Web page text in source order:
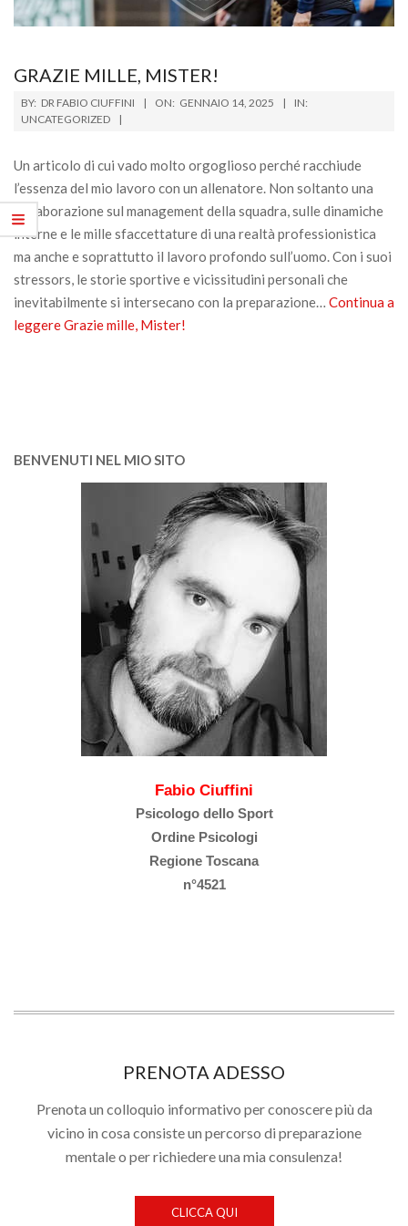
GRAZIE MILLE, MISTER!
2025-
01-
BY: DR FABIO CIUFFINI ON: GENNAIO 14, 2025
IN:
UNCATEGORIZED
Un articolo di cui vado molto orgoglioso perché racchiude
l’essenza del mio lavoro con un allenatore. Non soltanto una
collaborazione sul management della squadra, sulle dinamiche
interne e le mille sfaccettature di una realtà professionistica
ma anche e soprattutto il lavoro profondo sull’uomo. Con i suoi
stressors, le storie sportive e vicissitudini personali che
inevitabilmente si intersecano con la preparazione… Continua a
leggereGrazie mille, Mister!
BENVENUTI NEL MIO SITO
Fabio Ciuffini
Psicologo dello Sport
Ordine Psicologi
Regione Toscana
n°4521
PRENOTA ADESSO
Prenota un colloquio informativo per conoscere più da
vicino in cosa consiste un percorso di preparazione
mentale o per richiedere una mia consulenza!
CLICCA QUI